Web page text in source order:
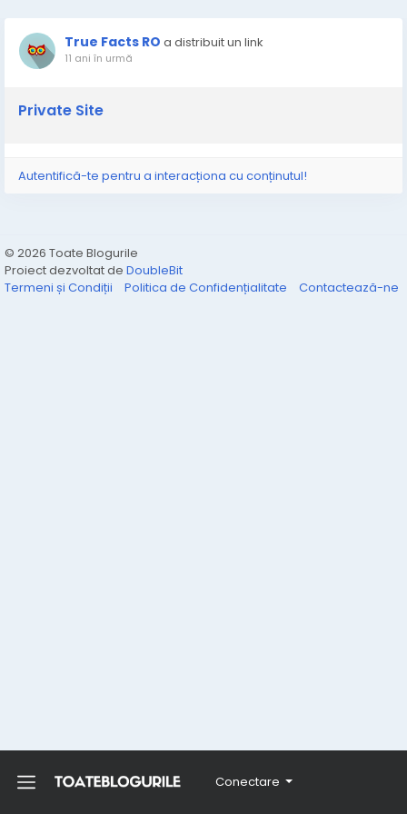
Conectare
True Facts RO a distribuit un link
11 ani în urmă
Private Site
Autentifică-te pentru a interacționa cu conținutul!
© 2026 Toate Blogurile
Proiect dezvoltat de DoubleBit
Termeni și Condiții
Politica de Confidențialitate Contactează-ne